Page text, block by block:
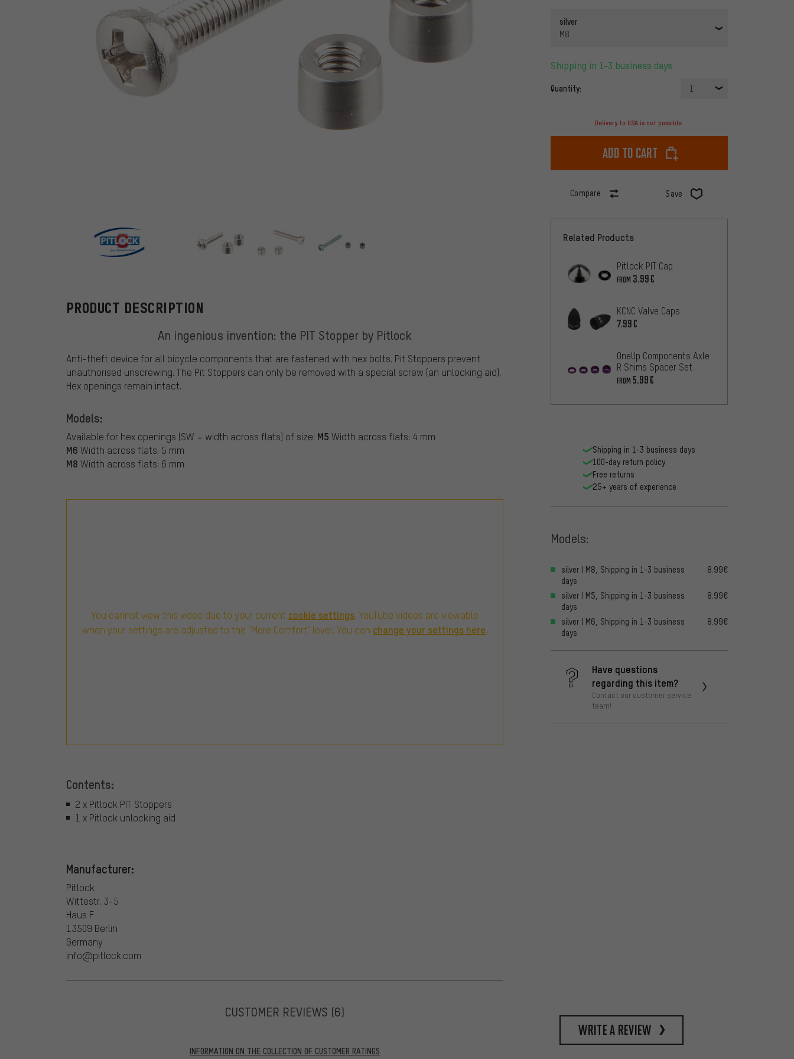
silver
M8
Shipping in 1-3 business days
Quantity: 1
Delivery to USA is not possible.
Add to cart
Compare Save
Pitlock
PRODUCT DESCRIPTION
An ingenious invention: the PIT Stopper by Pitlock
Anti-theft device for all bicycle components that are fastened with hex bolts. Pit Stoppers prevent
unauthorised unscrewing. The Pit Stoppers can only be removed with a special screw (an unlocking aid).
Hex openings remain intact.
Models:
Available for hex openings (SW = width across flats) of size: M5 Width across flats: 4 mm
M6 Width across flats: 5 mm
M8 Width across flats: 6 mm
You cannot view this video due to your current cookie settings. YouTube videos are viewable
when your settings are adjusted to the "More Comfort" level. You can change your settings here.
Contents:
2 x Pitlock PIT Stoppers
1 x Pitlock unlocking aid
Manufacturer:
Pitlock
Wittestr. 3-5
Haus F
13509 Berlin
Germany
info@pitlock.com
Related Products
Pitlock PIT Cap
FROM 3.99€
KCNC Valve Caps
7.99€
OneUp Components Axle
R Shims Spacer Set
FROM 5.99€
Shipping in 1-3 business days
100-day return policy
Free returns
25+ years of experience
Models:
silver | M8, Shipping in 1-3 business
days
8.99€
silver | M5, Shipping in 1-3 business
days
8.99€
silver | M6, Shipping in 1-3 business
days
8.99€
Have questions
regarding this item?
Contact our customer service
team!
CUSTOMER REVIEWS (6)
INFORMATION ON THE COLLECTION OF CUSTOMER RATINGS
write a review